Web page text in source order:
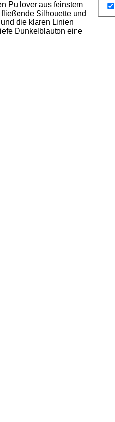
Pullover aus feinstem
Silhouette und
die klaren Linien
Dunkelblauton eine